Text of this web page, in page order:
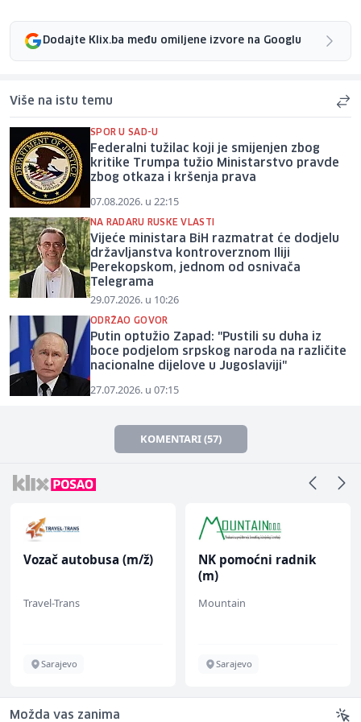
Dodajte Klix.ba među omiljene izvore na Googlu
Više na istu temu
SPOR U SAD-U
Federalni tužilac koji je smijenjen zbog
kritike Trumpa tužio Ministarstvo pravde
zbog otkaza i kršenja prava
07.08.2026. u 22:15
NA RADARU RUSKE VLASTI
Vijeće ministara BiH razmatrat će dodjelu
državljanstva kontroverznom Iliji
Perekopskom, jednom od osnivača
Telegrama
29.07.2026. u 10:26
ODRŽAO GOVOR
Putin optužio Zapad: "Pustili su duha iz
boce podjelom srpskog naroda na različite
nacionalne dijelove u Jugoslaviji"
27.07.2026. u 07:15
KOMENTARI (57)
Vozač autobusa (m/ž)
Travel-Trans
Sarajevo
NK pomoćni radnik
(m)
Mountain
Sarajevo
Možda vas zanima